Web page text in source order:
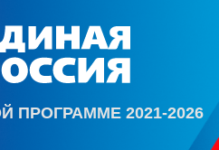
ПРОГРАММЕ 2021-2026